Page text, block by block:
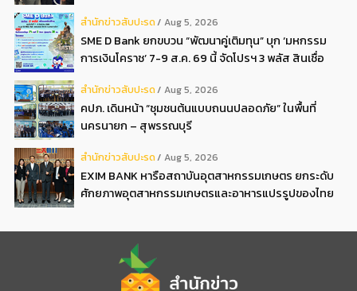
สํานักข่าวสับปะรด Aug 5, 2026
SME D Bank ยกขบวน “พัฒนาคู่เติมทุน” บุก ‘มหกรรม
การเงินโคราช’ 7-9 ส.ค. 69 นี้ จัดโปรฯ 3 พลัส สินเชื่อ
สํานักข่าวสับปะรด Aug 5, 2026
คปภ. เดินหน้า “ชุมชนต้นแบบถนนปลอดภัย” ในพื้นที่
นครนายก – สุพรรณบุรี
สํานักข่าวสับปะรด Aug 5, 2026
EXIM BANK หารือสถาบันอุตสาหกรรมเกษตร ยกระดับ
ศักยภาพอุตสาหกรรมเกษตรและอาหารแปรรูปของไทย